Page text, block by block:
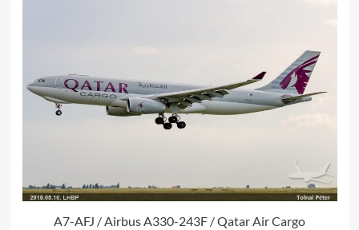
A7-AFJ / Airbus A330-243F / Qatar Air Cargo